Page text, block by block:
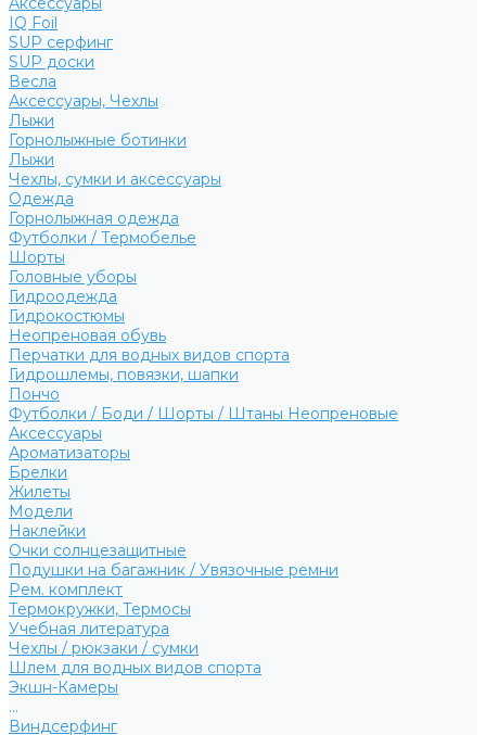
IQ Foil
SUP серфинг
SUP доски
Весла
Аксессуары, Чехлы
Лыжи
Горнолыжные ботинки
Лыжи
Чехлы, сумки и аксессуары
Одежда
Горнолыжная одежда
Футболки / Термобелье
Шорты
Головные уборы
Гидроодежда
Гидрокостюмы
Неопреновая обувь
Перчатки для водных видов спорта
Гидрошлемы, повязки, шапки
Пончо
Футболки / Боди / Шорты / Штаны Неопреновые
Аксессуары
Ароматизаторы
Брелки
Жилеты
Модели
Наклейки
Очки солнцезащитные
Подушки на багажник / Увязочные ремни
Рем. комплект
Термокружки, Термосы
Учебная литература
Чехлы / рюкзаки / сумки
Шлем для водных видов спорта
Экшн-Камеры
...
Виндсерфинг